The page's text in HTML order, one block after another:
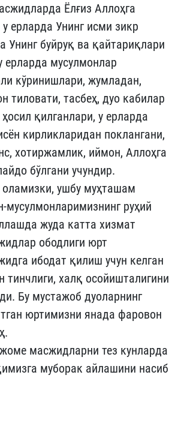
Ёлғиз Аллоҳга
ерларда Унинг исми зикр
Унинг буйруқ ва қайтариқлари
ерларда мусулмонлар
кўринишлари, жумладан,
тиловати, тасбеҳ, дуо кабилар
қилганлари, у ерларда
кирликларидан поклангани,
хотиржамлик, иймон, Аллоҳга
бўлгани учундир.
ушбу муҳташам
руҳий
жуда катта хизмат
ободлиги юрт
ибодат қилиш учун келган
тинчлиги, халқ осойишталигини
Бу мустажоб дуоларнинг
юртимизни янада фаровон
масжидларни тез кунларда
муборак айлашини насиб